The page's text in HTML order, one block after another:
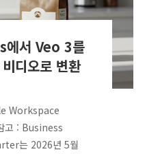
서 Veo 3를
디오로 변환
Workspace
고 : Business
는 2026년 5월